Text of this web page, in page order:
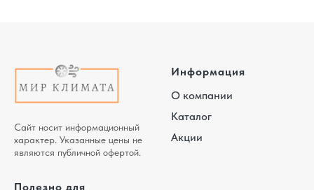
Сайт носит информационный
характер. Указанные цены не
являются публичной офертой.
Информация
О компании
Каталог
Акции
Полезно для